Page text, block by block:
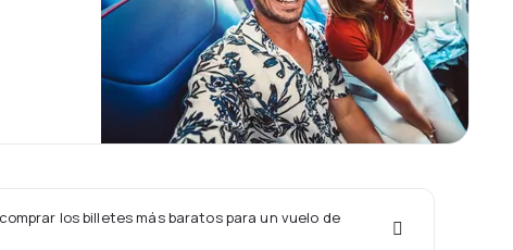
los billetes más baratos para un vuelo de